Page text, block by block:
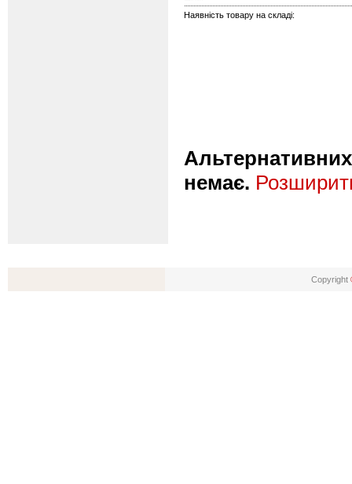
Наявність товару на складі:
Альтернативних
немає.
Copyright